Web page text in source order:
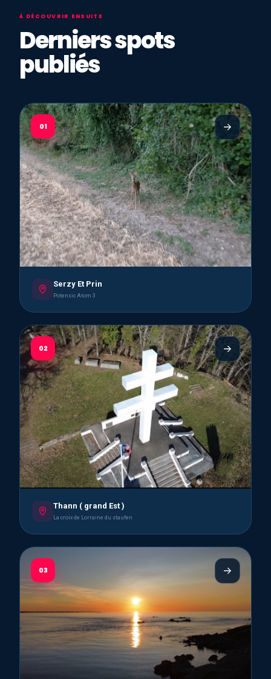
À DÉCOUVRIR ENSUITE
Derniers spots
publiés
01
Serzy Et Prin
Potensic Atom 3
02
Thann ( grand Est )
La croix de Lorraine du staufen
03